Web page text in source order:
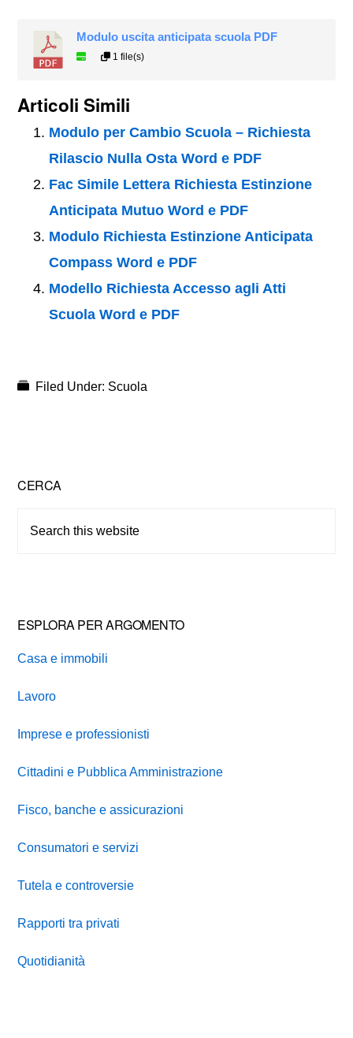
Modulo uscita anticipata scuola PDF
1 file(s)
Articoli Simili
Modulo per Cambio Scuola – Richiesta
Rilascio Nulla Osta Word e PDF
Fac Simile Lettera Richiesta Estinzione
Anticipata Mutuo Word e PDF
Modulo Richiesta Estinzione Anticipata
Compass Word e PDF
Modello Richiesta Accesso agli Atti
Scuola Word e PDF
Filed Under: Scuola
Primary
Sidebar
CERCA
ESPLORA PER ARGOMENTO
Casa e immobili
Lavoro
Imprese e professionisti
Cittadini e Pubblica Amministrazione
Fisco, banche e assicurazioni
Consumatori e servizi
Tutela e controversie
Rapporti tra privati
Quotidianità